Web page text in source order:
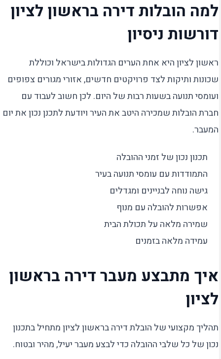
למה הובלות דירה בראשון לציון
דורשות ניסיון
ראשון לציון היא אחת הערים הגדולות בישראל וכוללת
שכונות ותיקות לצד פרויקטים חדשים, אזורי מגורים צפופים
ועומסי תנועה בשעות רבות של היום. לכן חשוב לעבוד עם
חברת הובלות שמכירה היטב את העיר ויודעת לתכנן נכון את יום
המעבר.
תכנון נכון של זמני ההובלה
התמודדות עם עומסי תנועה בעיר
גישה נוחה לבניינים ומגדלים
אפשרות להובלה עם מנוף
שמירה מלאה על תכולת הבית
עמידה מלאה בזמנים
איך מתבצע מעבר דירה בראשון
לציון
תהליך מקצועי של הובלת דירה בראשון לציון מתחיל בתכנון
נכון של כל שלבי ההובלה כדי לבצע מעבר יעיל, מהיר ובטוח.